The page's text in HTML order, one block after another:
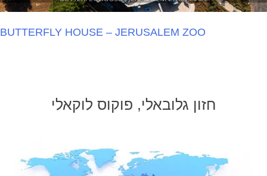
Sapphire Ice & Leisure Centre
חזון גלובאלי, פוקוס לוקאלי